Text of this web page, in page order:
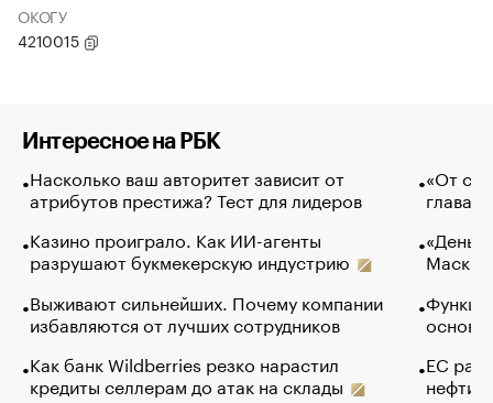
ОКОГУ
4210015
Интересное на РБК
Насколько ваш авторитет зависит от
атрибутов престижа? Тест для лидеров
Казино проиграло. Как ИИ-агенты
разрушают букмекерскую индустрию
Выживают сильнейших. Почему компании
избавляются от лучших сотрудников
Как банк Wildberries резко нарастил
кредиты селлерам до атак на склады
«От
глава
Маск в
основ
ЕС
нефти